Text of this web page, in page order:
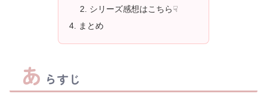
シリーズ感想はこちら☟
まとめ
あ らすじ